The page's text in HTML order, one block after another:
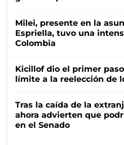
Milei, presente en la
Espriella, tuvo una
Colombia
Kicillof dio el primer
límite a la reelección de
Tras la caída de la
ahora advierten que
en el Senado